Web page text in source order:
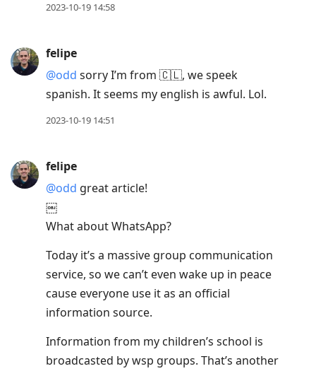
2023-10-19 14:58
felipe
@odd sorry I’m from 🇨🇱, we speek
spanish. It seems my english is awful. Lol.
2023-10-19 14:51
felipe
@odd great article!
￼
What about WhatsApp?
Today it’s a massive group communication
service, so we can’t even wake up in peace
cause everyone use it as an official
information source.
Information from my children’s school is
broadcasted by wsp groups. That’s another